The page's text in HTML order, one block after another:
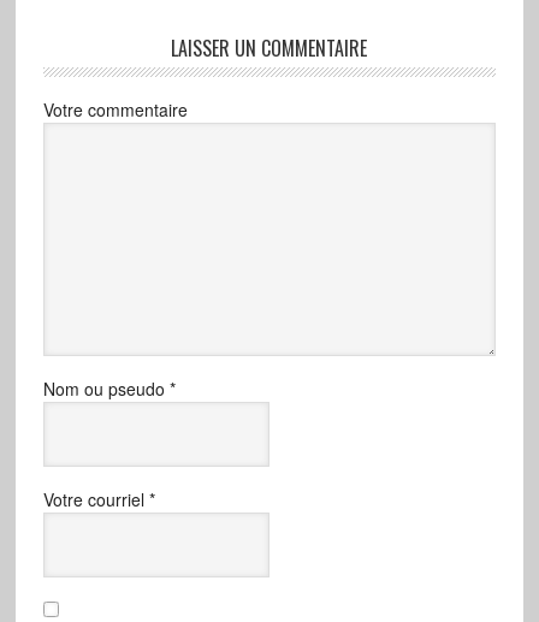
LAISSER UN COMMENTAIRE
Votre commentaire
Nom ou pseudo *
Votre courriel *